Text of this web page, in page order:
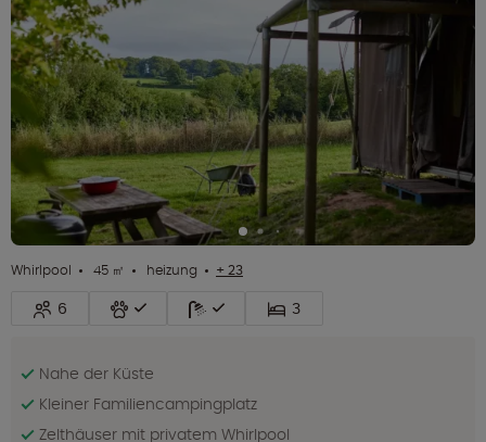
Whirlpool 45 ㎡ heizung + 23
6 3
Nahe der Küste
Kleiner Familiencampingplatz
Zelthäuser mit privatem Whirlpool